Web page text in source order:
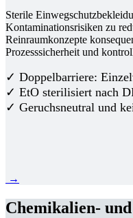
Sterile
Kontaminationsrisiken zu
Reinraumkonzepte
Prozesssicherheit und
✓ Doppelbarriere:
✓ EtO sterilisiert nach
✓ Geruchsneutral und
→
Chemikalien-